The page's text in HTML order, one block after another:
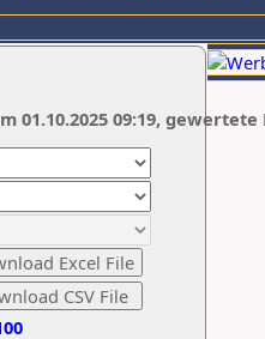
01.10.2025 09:19,